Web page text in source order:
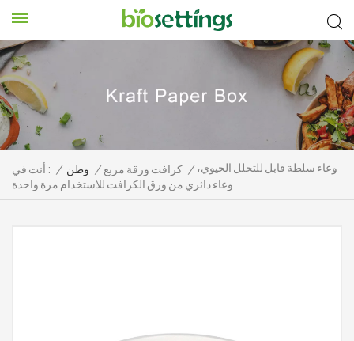
أنت في : / وطن / كرافت ورقة مربع / وعاء سلطة قابل للتحلل الحيوي،
وعاء دائري من ورق الكرافت للاستخدام مرة واحدة